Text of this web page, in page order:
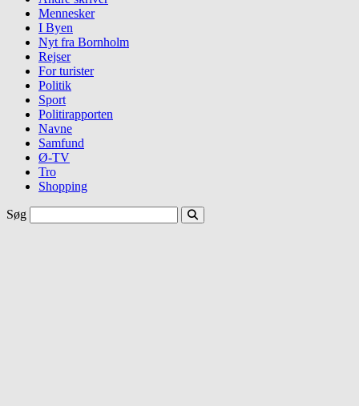
Mennesker
I Byen
Nyt fra Bornholm
Rejser
For turister
Politik
Sport
Politirapporten
Navne
Samfund
Ø-TV
Tro
Shopping
Søg